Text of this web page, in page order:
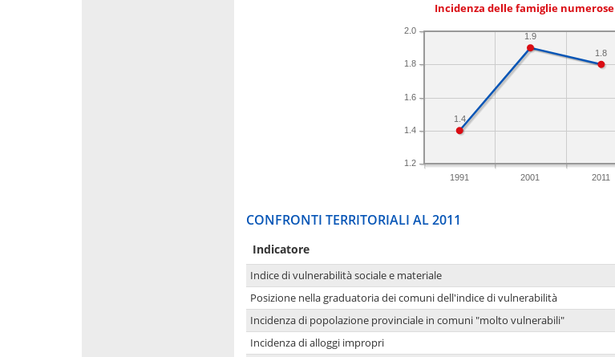
Incidenza delle famiglie numerose
1991 2001 2011
1.2
1.4
1.6
1.8
2.0
1.8
1.9
1.4
CONFRONTI TERRITORIALI AL 2011
Indicatore
Indice di vulnerabilità sociale e materiale
Posizione nella graduatoria dei comuni dell'indice di vulnerabilità
Incidenza di popolazione provinciale in comuni "molto vulnerabili"
Incidenza di alloggi impropri